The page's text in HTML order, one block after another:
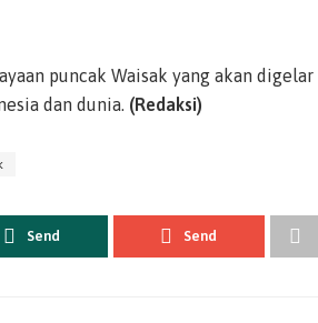
puncak Waisak yang akan digelar
dan dunia. (Redaksi)
Send Send